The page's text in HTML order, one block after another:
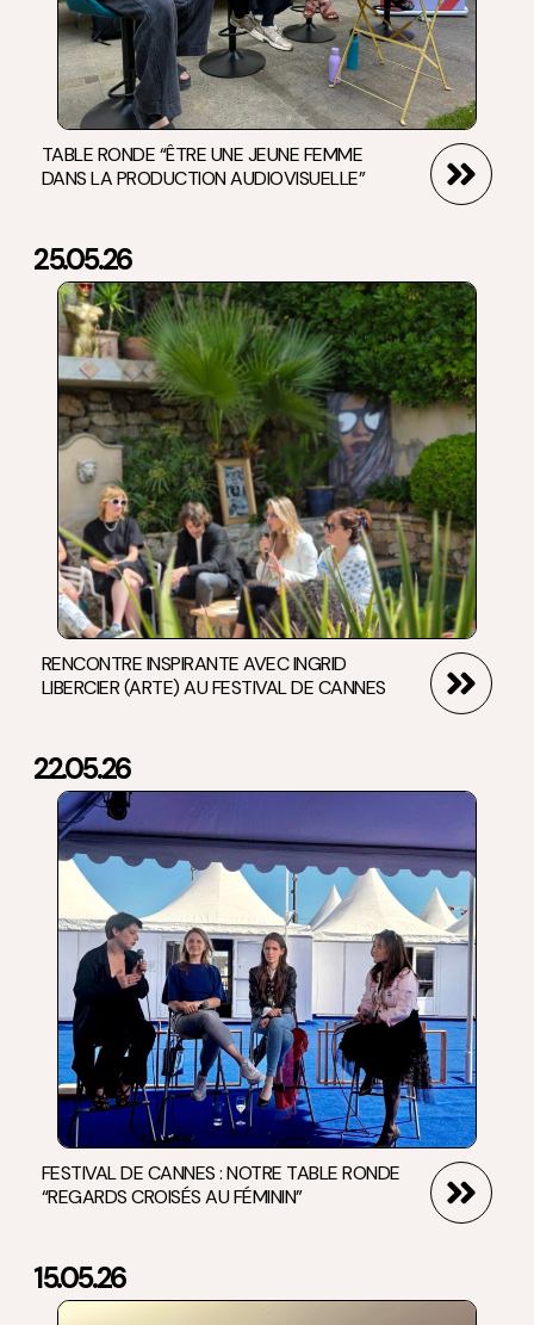
TABLE RONDE “ÊTRE UNE JEUNE FEMME
DANS LA PRODUCTION AUDIOVISUELLE”
25.05.26
RENCONTRE INSPIRANTE AVEC INGRID
LIBERCIER (ARTE) AU FESTIVAL DE CANNES
22.05.26
FESTIVAL DE CANNES : NOTRE TABLE RONDE
“REGARDS CROISÉS AU FÉMININ”
15.05.26